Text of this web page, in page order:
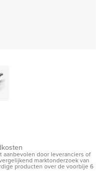
door leveranciers of
marktonderzoek van
producten over de voorbije 6